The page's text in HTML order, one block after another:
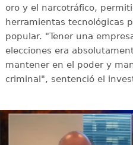
oro y el narcotráfico,
herramientas tecnológicas
popular. "Tener una
elecciones era
mantener en el poder y
criminal", sentenció el